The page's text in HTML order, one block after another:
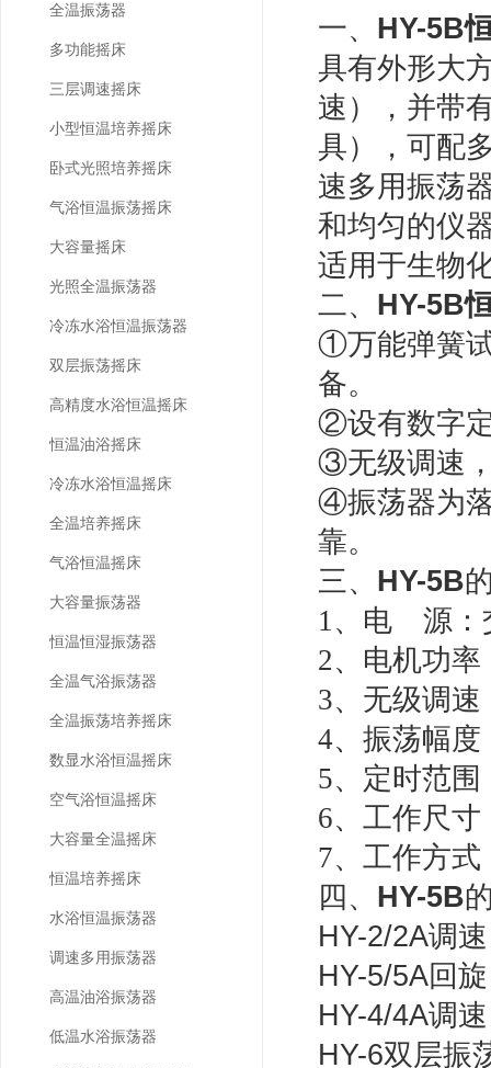
全温振荡器
多功能摇床
三层调速摇床
小型恒温培养摇床
卧式光照培养摇床
气浴恒温振荡摇床
大容量摇床
光照全温振荡器
冷冻水浴恒温振荡器
双层振荡摇床
高精度水浴恒温摇床
恒温油浴摇床
冷冻水浴恒温摇床
全温培养摇床
气浴恒温摇床
大容量振荡器
恒温恒湿振荡器
全温气浴振荡器
全温振荡培养摇床
数显水浴恒温摇床
空气浴恒温摇床
大容量全温摇床
恒温培养摇床
水浴恒温振荡器
调速多用振荡器
高温油浴振荡器
低温水浴振荡器
一、 HY-5B
具有外形大
速），并带
具），可配
速多用振荡
和均匀的仪
适用于生物
二、 HY-5B
①万能弹簧
备。
②设有数字
③无级调速
④振荡器为
靠。
三、 HY-5B
1、电 源：
2、电机功率
3、无级调
4、振荡幅度
5、定时范围
6、工作尺寸
7、工作方
四、 HY-5B
HY-2/2A调
HY-5/5A回
HY-4/4A调
HY-6双层振